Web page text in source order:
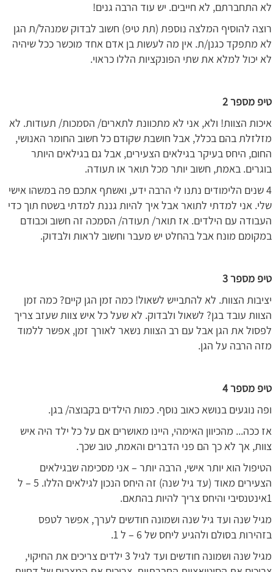
לא התחברתם, לא חייבים. יש עוד הרבה גנים!
רוצה להוסיף המלצה נוספת (תת טיפ) חשוב לבדוק שמנהל/ת הגן
לא מתפקד כגנן/ת. אין מה לעשות בן אדם אחד מוכשר ככל שיהיה
לא יכול למלא את שתי הפונקציות הללו כראוי.
טיפ מספר 2
איכות הצוות! ולא, אני לא מתכוונת לתארים/ הסמכות/ תעודות. לא
מזלזלת בהם בכלל, אבל חושבת שקודם כל חשוב החומר האנושי,
החום, היחס בעיקר בגילאים הצעירים, אבל גם בגילאים היותר
בוגרים. באמת, חשוב יותר מכל תואר או תעודה.
4 שנים הלימודים נתנו לי הרבה ידע, ואשתף אתכם פה במשהו אישי
שלי. אני למדתי לתואר אבל איך להיות גננת למדתי בשטח תוך כדי
העבודה עם הילדים. אז תואר/ תעודה/ הסמכה זה חשוב וכבודם
במקומם מונח אבל בהחלט יש מעבר וחשוב לראות ולבדוק.
טיפ מספר 3
יציבות הצוות. לא להתבייש לשאול! כמה זמן הגן קיים? כמה זמן
הצוות עובד בגן? לשאול ולבדוק. לא שעל כל איש צוות שעזב צריך
לפסול את הגן אבל עם רב הצוות נשאר לאורך זמן, אפשר ללמוד
מזה הרבה על הגן.
טיפ מספר 4
ופה נוגעים בנושא כאוב נוסף. כמות הילדים בקבוצה/ בגן.
אז ככה... מהכיוון האימהי, היינו מאושרים אם על כל ילד היה איש
צוות, אך לא כך הם פני הדברים והאמת, טוב שכך.
הטיפול הוא יותר אישי, הרבה יותר – אני מסכימה שבגילאים
הצעירים מאוד (עד גיל שנה) זה היחס הנכון לגילאים הללו. 5 – ל
1אינטנסיבי והיחס צריך להיות בהתאם.
מגיל שנה ועד גיל שנה ושמונה חודשים לערך, אפשר לטפס
בזהירות בסולם ולהגיע ליחס של 6 – ל 1.
מגיל שנה ושמונה חודשים ועד לגיל 3 ילדים צריכים את החיקוי,